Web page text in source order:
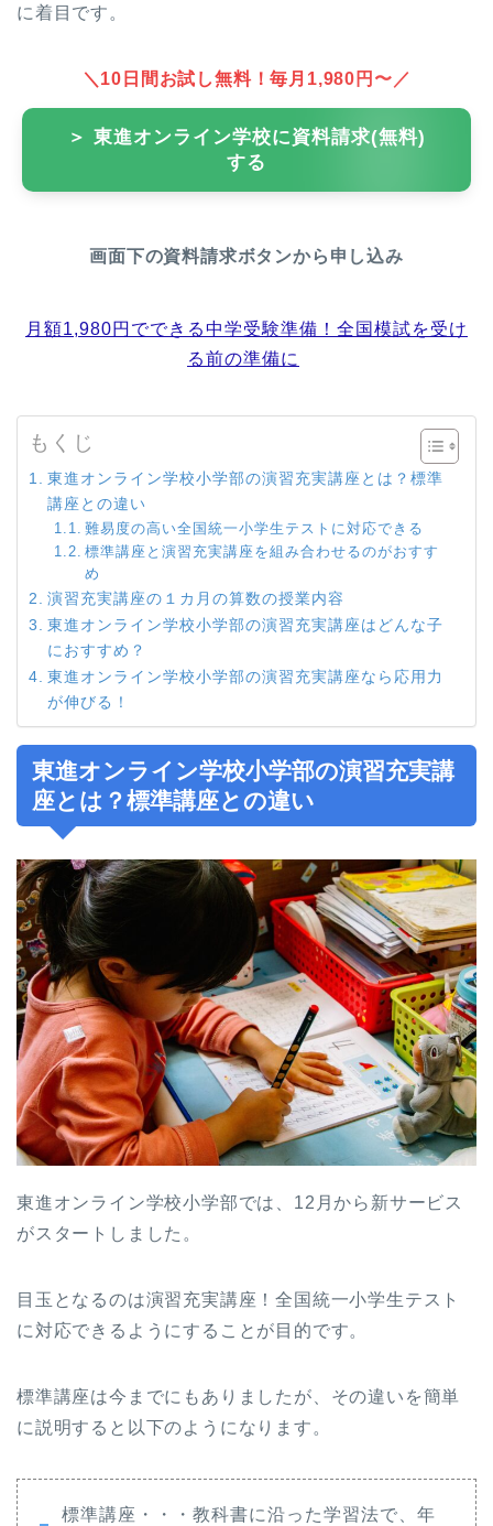
に着目です。
＼10日間お試し無料！毎月1,980円〜／
＞ 東進オンライン学校に資料請求(無料)
する
画面下の資料請求ボタンから申し込み
月額1,980円でできる中学受験準備！全国模試を受け
る前の準備に
もくじ
東進オンライン学校小学部の演習充実講座とは？標準
講座との違い
難易度の高い全国統一小学生テストに対応できる
標準講座と演習充実講座を組み合わせるのがおすす
め
演習充実講座の１カ月の算数の授業内容
東進オンライン学校小学部の演習充実講座はどんな子
におすすめ？
東進オンライン学校小学部の演習充実講座なら応用力
が伸びる！
東進オンライン学校小学部の演習充実講
座とは？標準講座との違い
東進オンライン学校小学部では、12月から新サービス
がスタートしました。
目玉となるのは演習充実講座！全国統一小学生テスト
に対応できるようにすることが目的です。
標準講座は今までにもありましたが、その違いを簡単
に説明すると以下のようになります。
標準講座・・・教科書に沿った学習法で、年